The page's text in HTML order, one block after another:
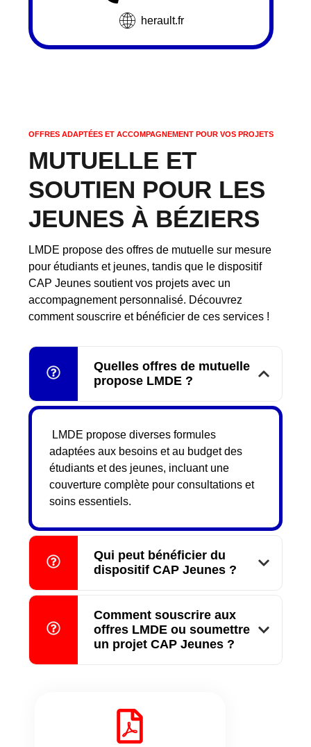
herault.fr
OFFRES ADAPTÉES ET ACCOMPAGNEMENT POUR VOS PROJETS
MUTUELLE ET
SOUTIEN POUR LES
JEUNES À BÉZIERS
LMDE propose des offres de mutuelle sur mesure
pour étudiants et jeunes, tandis que le dispositif
CAP Jeunes soutient vos projets avec un
accompagnement personnalisé. Découvrez
comment souscrire et bénéficier de ces services !
Quelles offres de mutuelle
propose LMDE ?
LMDE propose diverses formules
adaptées aux besoins et au budget des
étudiants et des jeunes, incluant une
couverture complète pour consultations et
soins essentiels.
Qui peut bénéficier du
dispositif CAP Jeunes ?
Comment souscrire aux
offres LMDE ou soumettre
un projet CAP Jeunes ?